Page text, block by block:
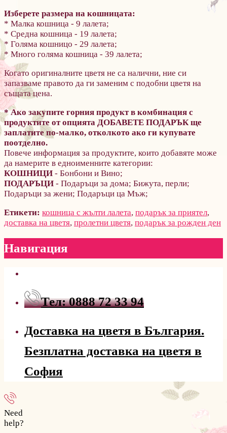
Изберете размера на кошницата:
* Малка кошница - 9 лалета;
* Средна кошница - 19 лалета;
* Голяма кошницо - 29 лалета;
* Много голяма кошница - 39 лалета;
Когато оригиналните цветя не са налични, ние си
запазваме правото да ги заменим с подобни цветя на
същата цена.
* Ако закупите горния продукт в комбинация с
продуктите от опцията ДОБАВЕТЕ ПОДАРЪК ще
заплатите по-малко, отколкото ако ги купувате
поотделно.
Повече информация за продуктите, които добавяте може
да намерите в едноименните категории:
КОШНИЦИ - Бонбони и Вино;
ПОДАРЪЦИ - Подаръци за дома; Бижута, перли;
Подаръци за жени; Подаръци ца Мъж;
Етикети: кошница с жълти лалета, подарък за приятел,
доставка на цветя, пролетни цветя, подарък за рожден ден
Навигация
Тел: 0888 72 33 94
Доставка на цветя в България.
Безплатна доставка на цветя в
София
Need
help?